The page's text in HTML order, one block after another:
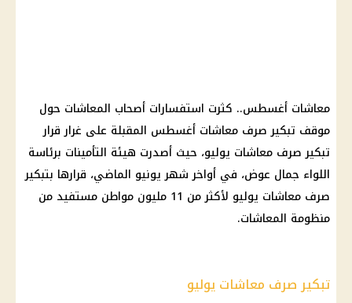
معاشات أغسطس.. كثرت استفسارات أصحاب المعاشات حول
موقف تبكير صرف معاشات أغسطس المقبلة على غرار قرار
تبكير صرف معاشات يوليو، حيث أصدرت هيئة التأمينات برئاسة
اللواء جمال عوض، في أواخر شهر يونيو الماضي، قرارها بتبكير
صرف معاشات يوليو لأكثر من 11 مليون مواطن مستفيد من
منظومة المعاشات.
تبكير صرف معاشات يوليو